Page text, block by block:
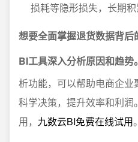
损耗等隐形损失，长期积
想要全面掌握退货数据背
BI工具深入分析原因和趋势。
析功能，可以帮助电商企
科学决策，提升效率和利
用， 九数云BI免费在线试用。